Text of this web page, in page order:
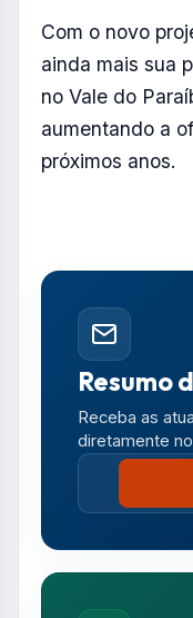
Resumo
Receba as
diretamente
Notícias
Receba
região direto